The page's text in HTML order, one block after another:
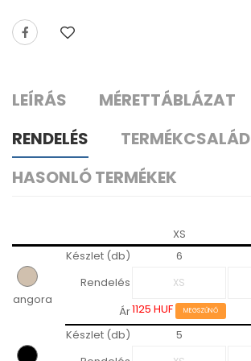
LEÍRÁS
MÉRETTÁBLÁZAT
RENDELÉS
TERMÉKCSALÁD
HASONLÓ TERMÉKEK
XS
angora
Készlet (db) 6
Rendelés
Ár1125 HUF MEGSZŰNŐ
Készlet (db) 5